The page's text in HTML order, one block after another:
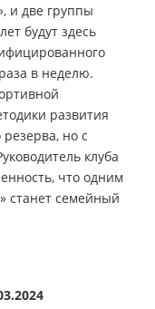
и две группы
будут здесь
в неделю.
развития
но с
клуба
что одним
станет семейный